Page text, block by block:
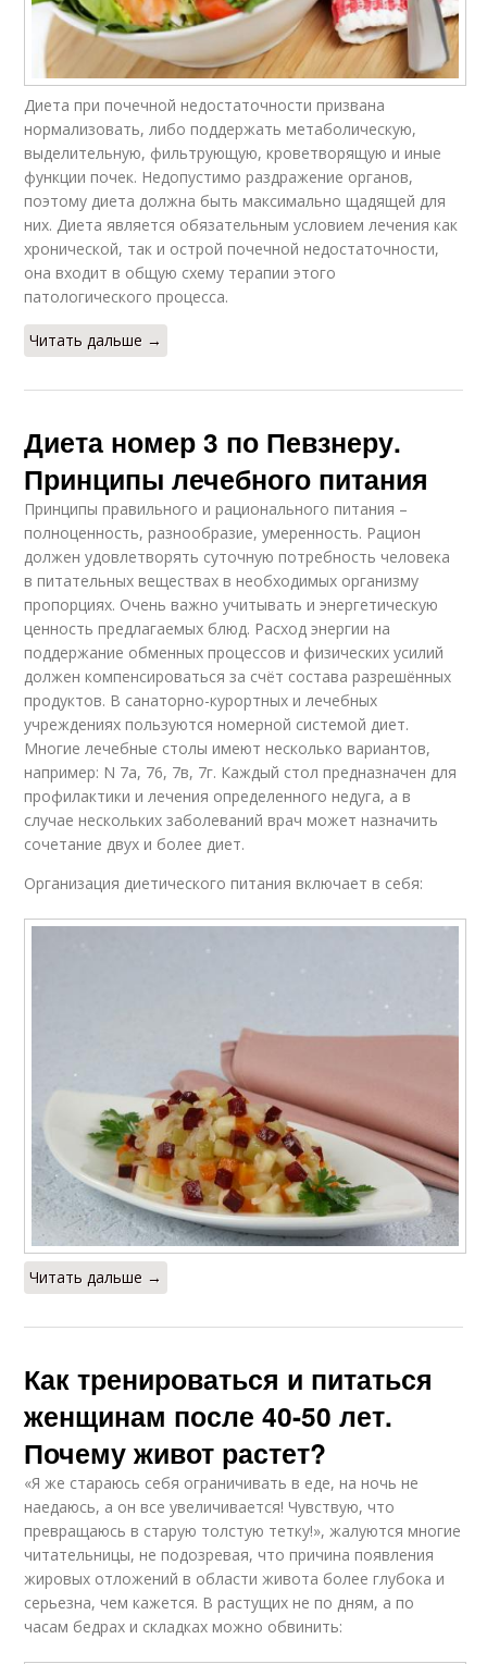
Диета при почечной недостаточности призвана
нормализовать, либо поддержать метаболическую,
выделительную, фильтрующую, кроветворящую и иные
функции почек. Недопустимо раздражение органов,
поэтому диета должна быть максимально щадящей для
них. Диета является обязательным условием лечения как
хронической, так и острой почечной недостаточности,
она входит в общую схему терапии этого
патологического процесса.
Читать дальше →
Диета номер 3 по Певзнеру.
Принципы лечебного питания
Принципы правильного и рационального питания –
полноценность, разнообразие, умеренность. Рацион
должен удовлетворять суточную потребность человека
в питательных веществах в необходимых организму
пропорциях. Очень важно учитывать и энергетическую
ценность предлагаемых блюд. Расход энергии на
поддержание обменных процессов и физических усилий
должен компенсироваться за счёт состава разрешённых
продуктов. В санаторно-курортных и лечебных
учреждениях пользуются номерной системой диет.
Многие лечебные столы имеют несколько вариантов,
например: N 7а, 76, 7в, 7г. Каждый стол предназначен для
профилактики и лечения определенного недуга, а в
случае нескольких заболеваний врач может назначить
сочетание двух и более диет.
Организация диетического питания включает в себя:
Читать дальше →
Как тренироваться и питаться
женщинам после 40-50 лет.
Почему живот растет?
«Я же стараюсь себя ограничивать в еде, на ночь не
наедаюсь, а он все увеличивается! Чувствую, что
превращаюсь в старую толстую тетку!», жалуются многие
читательницы, не подозревая, что причина появления
жировых отложений в области живота более глубока и
серьезна, чем кажется. В растущих не по дням, а по
часам бедрах и складках можно обвинить: